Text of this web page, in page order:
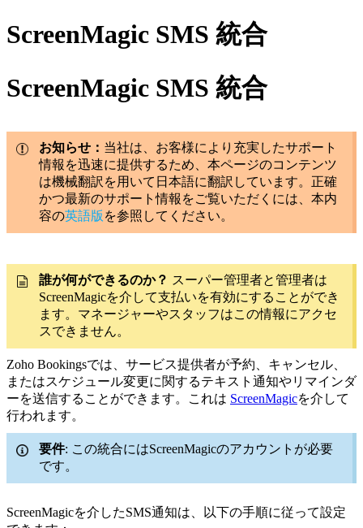
ScreenMagic SMS 統合
ScreenMagic SMS 統合
お知らせ： 当社は、お客様により充実したサポート
情報を迅速に提供するため、本ページのコンテンツ
は機械翻訳を用いて日本語に翻訳しています。正確
かつ最新のサポート情報をご覧いただくには、本内
容の英語版 を参照してください。
誰が何ができるのか？ スーパー管理者と管理者は
ScreenMagicを介して支払いを有効にすることができ
ます。マネージャーやスタッフはこの情報にアクセ
スできません。
Zoho Bookingsでは、サービス提供者が予約、キャンセル、
またはスケジュール変更に関するテキスト通知やリマインダ
ーを送信することができます。これは ScreenMagicを介して
行われます。
要件: この統合にはScreenMagicのアカウントが必要
です。
ScreenMagicを介したSMS通知は、以下の手順に従って設定